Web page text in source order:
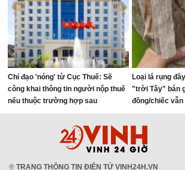
Chỉ đạo 'nóng' từ Cục Thuế: Sẽ
công khai thông tin người nộp thuế
nếu thuộc trường hợp sau
Loại lá rụng
"trời Tây" bán
đồng/chiếc
® TRANG THÔNG TIN ĐIỆN TỬ VINH24H.VN